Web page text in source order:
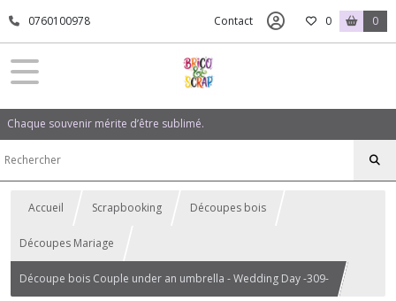
0760100978 Contact 0 0
Chaque souvenir mérite d’être sublimé.
Accueil Scrapbooking Découpes bois
Découpes Mariage
Découpe bois Couple under an umbrella - Wedding Day -309-